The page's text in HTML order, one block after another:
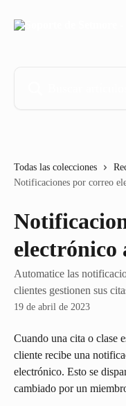
Todas las colecciones
Notificaciones por correo
electrónico
Automatice las
clientes gestionen sus
19 de abril de 2023
Cuando una cita o clase
cliente recibe una
electrónico. Esto se
cambiado por un